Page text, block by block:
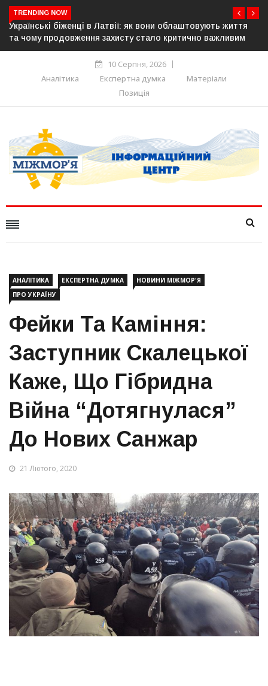
TRENDING NOW
життя
важливим
У понад 25 містах Польщі відбудуться акції на
українців: виступлять проти агресії та ненависті
10 Серпня, 2026
Аналітика
Експертна думка
Матеріали
Позиція
АНАЛІТИКА ЕКСПЕРТНА ДУМКА
НОВИНИ МІЖМОР'Я
ПРО УКРАЇНУ
Фейки Та Каміння:
Заступник Скалецької
Каже, Що Гібридна
Війна “дотягнулася”
До Нових Санжар
21 Лютого, 2020